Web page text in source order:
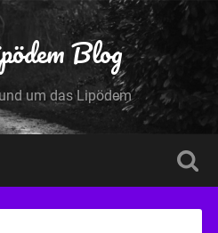
Blog
um das Lipödem